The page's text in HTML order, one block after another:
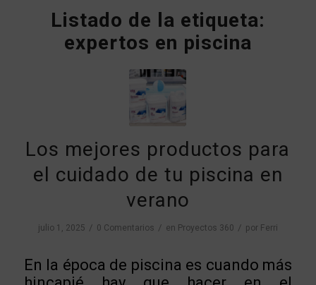
Listado de la etiqueta:
expertos en piscina
Los mejores productos para
el cuidado de tu piscina en
verano
julio 1, 2025 / 0 Comentarios / en Proyectos 360 / por Ferri
En la época de piscina es cuando más